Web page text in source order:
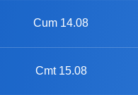
Cum 14.08
Cmt 15.08